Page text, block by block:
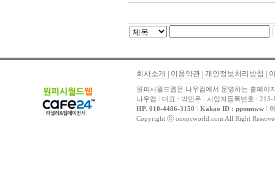
회사소개 이용약관 개인정보처리방침
원피시월드웹은 나우컴에서 운영하는 홈페이
나우컴 l 대표 : 박민우 l 사업자등록번호 :
HP. 010-4486-3150 l Kakao ID : ppmmww l
Copyright ⓒ onepcworld.com All Right